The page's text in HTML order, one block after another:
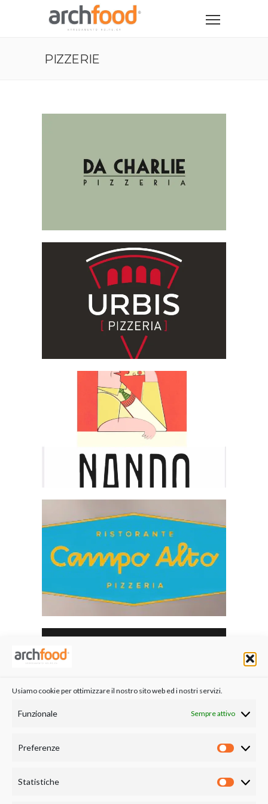
Usiamo cookie per ottimizzare il nostro sito web ed i nostri servizi.
Funzionale Sempre attivo
Preferenze
Statistiche
PIZZERIE